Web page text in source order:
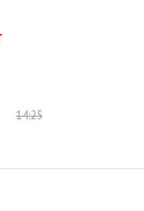
14:25